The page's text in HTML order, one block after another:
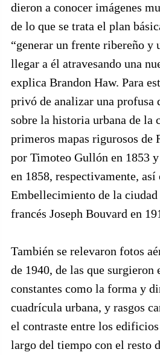
dieron a conocer imágenes
de lo que se trata el plan
“generar un frente ribereño y
llegar a él atravesando una
explica Brandon Haw. Para
privó de analizar una profusa
sobre la historia urbana de la
primeros mapas rigurosos de
por Timoteo Gullón en 1853
en 1858, respectivamente,
Embellecimiento de la
francés Joseph Bouvard en
También se relevaron fotos
de 1940, de las que surgieron
constantes como la forma y
cuadrícula urbana, y rasgos
el contraste entre los
largo del tiempo con el resto